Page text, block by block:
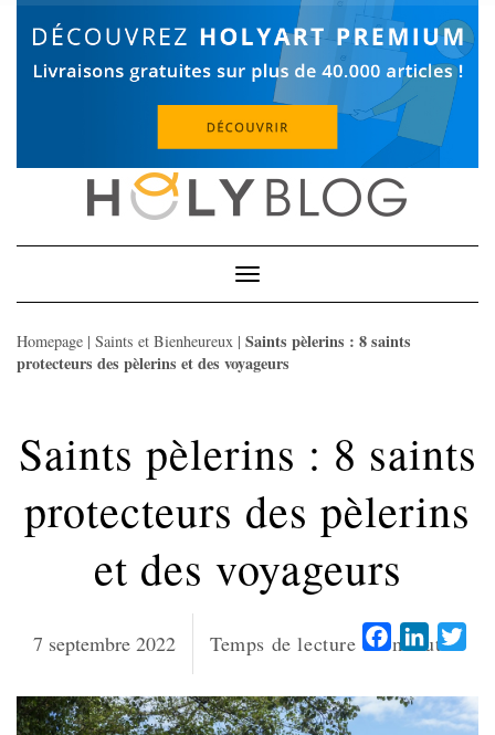
Toggle
Navigation
Homepage | Saints et Bienheureux | Saints pèlerins : 8 saints
protecteurs des pèlerins et des voyageurs
Saints pèlerins : 8 saints
protecteurs des pèlerins
et des voyageurs
7 septembre 2022 Temps de lecture : 6 minutes
Facebook